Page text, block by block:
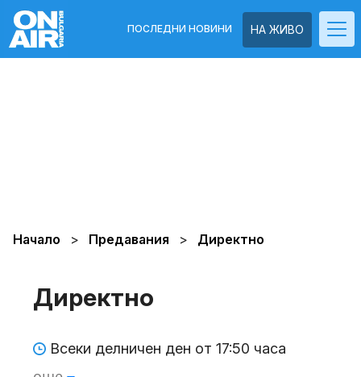
НА ЖИВО
ПОСЛЕДНИ НОВИНИ
Начало Предавания Директно
Директно
Всеки делничен ден от 17:50 часа